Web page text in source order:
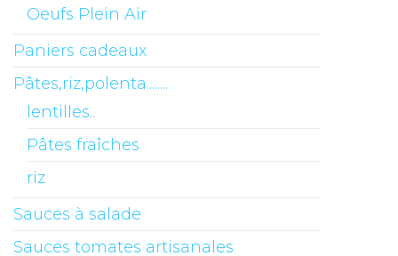
Oeufs Plein Air
Paniers cadeaux
Pâtes,riz,polenta........
lentilles..
Pâtes fraîches
riz
Sauces à salade
Sauces tomates artisanales